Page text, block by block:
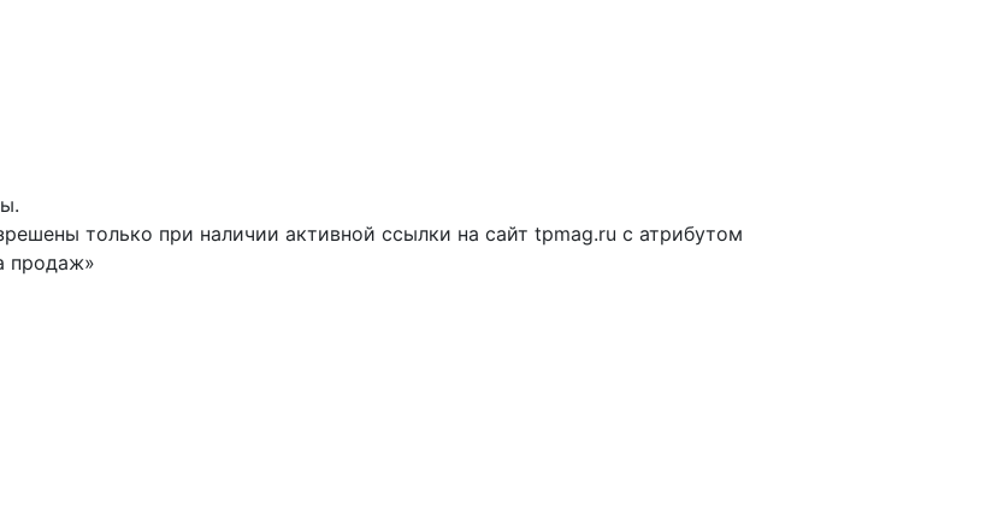
только при наличии активной ссылки на сайт tpmag.ru с атрибутом
продаж»